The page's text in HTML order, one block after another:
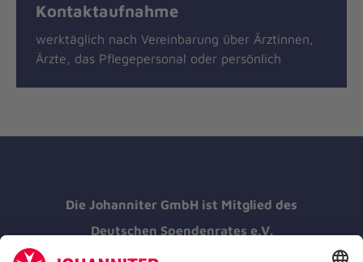
Kontaktaufnahme
werktäglich nach Vereinbarung über Ärztinnen,
Ärzte, das Pflegepersonal oder persönlich
Die Johanniter GmbH ist Mitglied des
Deutschen Spendenrates e.V.